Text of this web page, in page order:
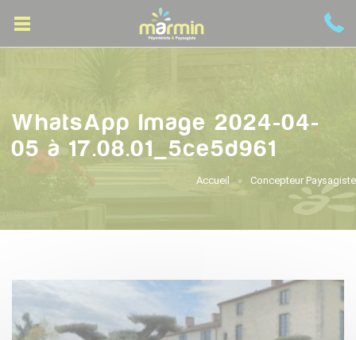
WhatsApp Image 2024-04-
05 à 17.08.01_5ce5d961
Accueil Concepteur Paysagiste